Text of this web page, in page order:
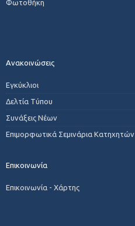
Φωτοθήκη
Ανακοινώσεις
Εγκύκλιοι
Δελτία Τύπου
Συνάξεις Νέων
Επιμορφωτικά Σεμινάρια Κατηχητών
Επικοινωνία
Επικοινωνία - Χάρτης